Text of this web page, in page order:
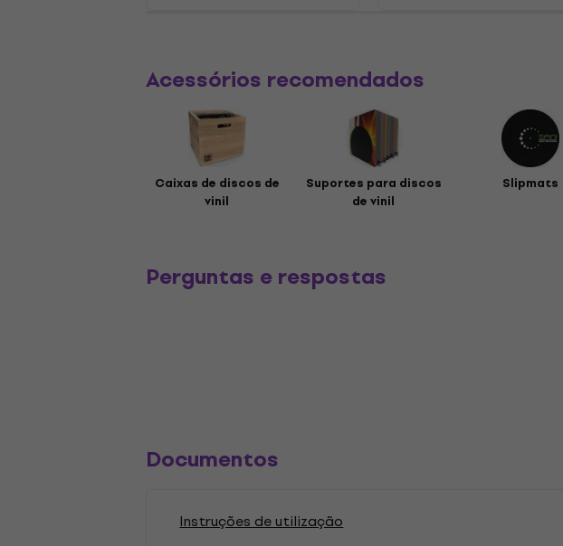
Acessórios recomendados
Caixas de discos de
vinil
Suportes para discos
de vinil
Slipmats
Perguntas e respostas
Documentos
Instruções de utilização